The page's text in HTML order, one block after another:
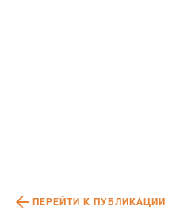
ПЕРЕЙТИ К ПУБЛИКАЦИИ